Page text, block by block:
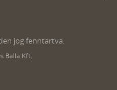
jog fenntartva.
Balla Kft.